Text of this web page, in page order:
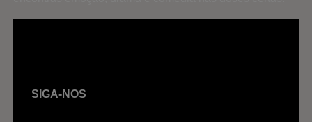
SIGA-NOS